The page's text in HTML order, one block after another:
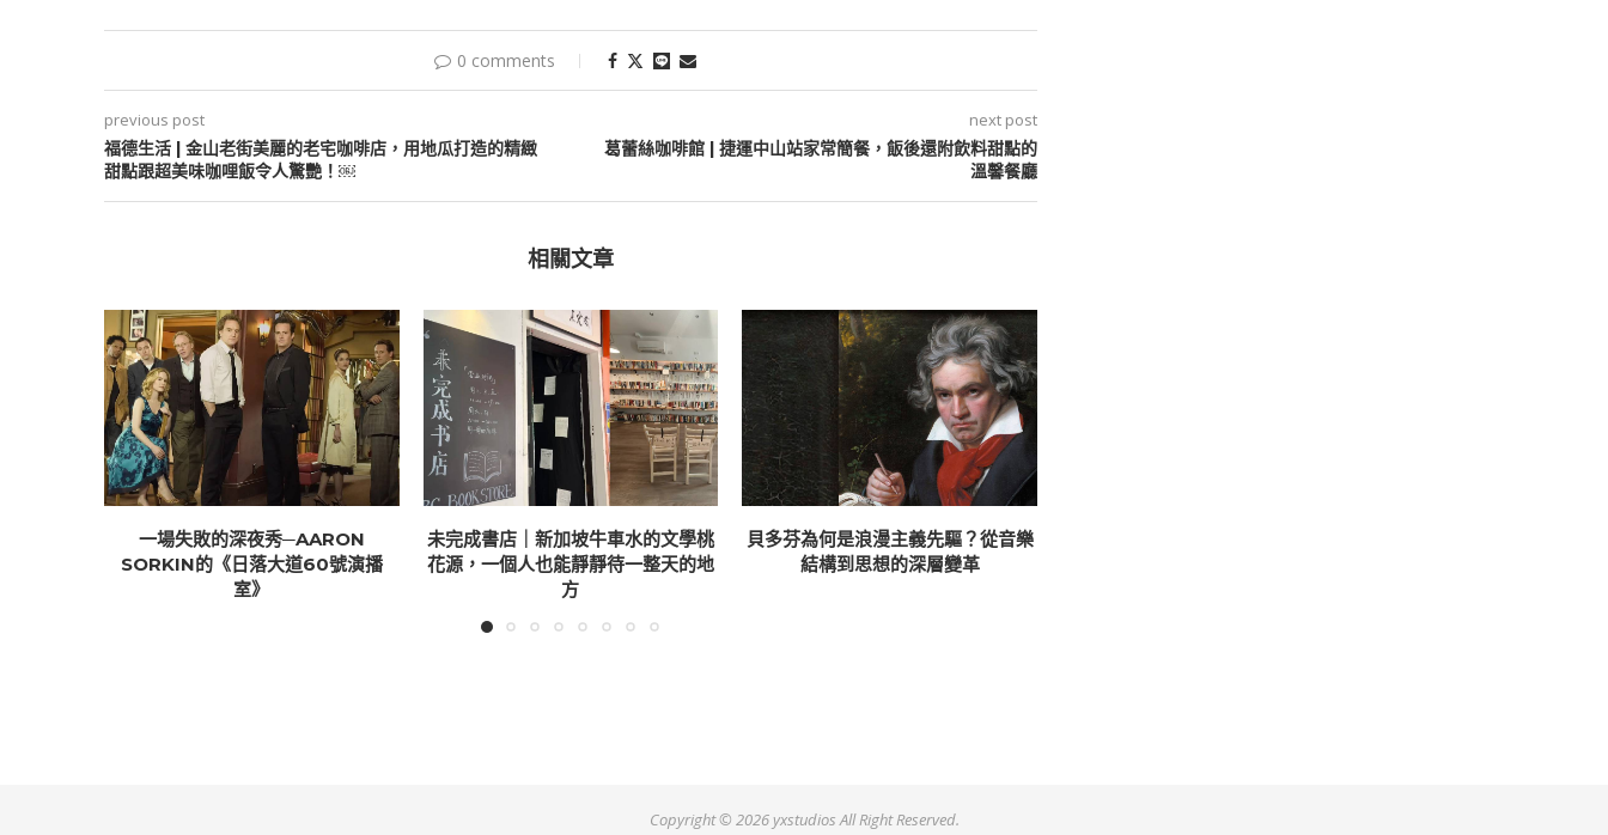
0 comments
previous post
福德生活 | 金山老街美麗的老宅咖啡店，用地瓜打造的精緻
甜點跟超美味咖哩飯令人驚艷！￼
next post
葛蕾絲咖啡館 | 捷運中山站家常簡餐，飯後還附飲料甜點的
溫馨餐廳
相關文章
一場失敗的深夜秀─AARON
SORKIN的《日落大道60號演播
室》
未完成書店｜新加坡牛車水的文學桃
花源，一個人也能靜靜待一整天的地
方
貝多芬為何是浪漫主義先驅？從音樂
結構到思想的深層變革
Copyright © 2026 yxstudios All Right Reserved.